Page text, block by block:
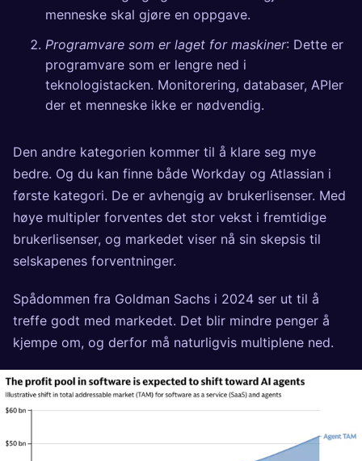
menneske skal gjøre en oppgave.
Programvare som er laget for maskiner: Dette er
programvare som er lengre ned i
teknologistacken. Monitorering, databaser, APIer
der et menneske ikke er nødvendig.
Den andre kategorien kommer til å klare seg mye
bedre. Og du kan finne både Workday og Atlassian i
første kategori. De er avhengig av brukerlisenser. Med
høye multipler forventes det stor vekst i fremtidige
brukerlisenser, og markedet viser nå sin skepsis til
selskapenes forventninger.
Spådommen fra Goldman Sachs i 2024 ser ut til å
treffe godt med markedet. Det blir mindre penger å
kjempe om, og derfor må naturligvis multiplene ned.